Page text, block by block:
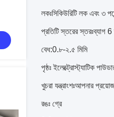
লকঃসিকিউরিটি লক এবং ৩
প্রতিটি স্তরের স্তরঃব্যাগ
বেধ:0.৮-২.৫ মিমি
পৃষ্ঠঃ ইলেক্ট্রোস্ট্যাটিক
খুচরা যন্ত্রাংশঃআপনার
রঙঃ গ্রে